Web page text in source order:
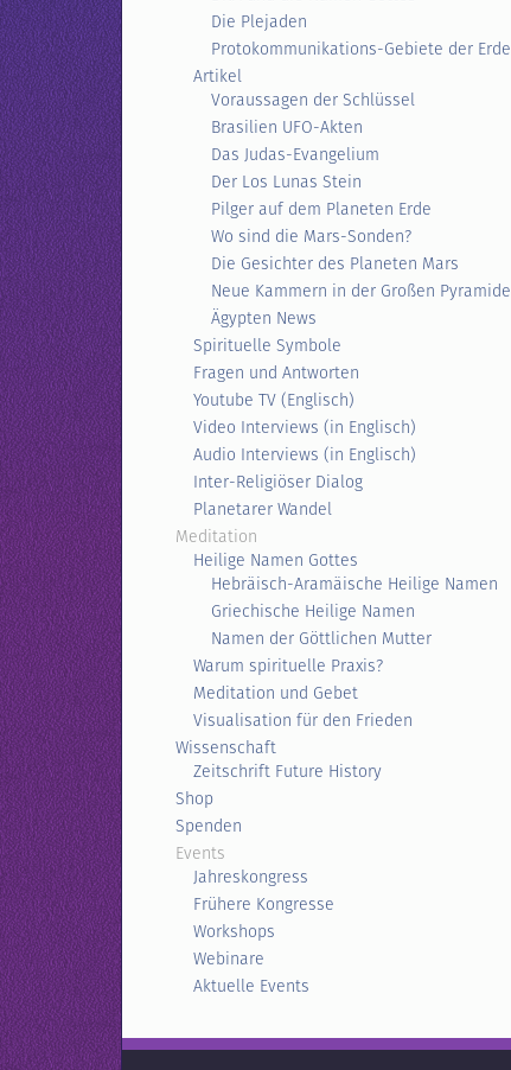
Die Plejaden
Protokommunikations-Gebiete der Erde
Artikel
Voraussagen der Schlüssel
Brasilien UFO-Akten
Das Judas-Evangelium
Der Los Lunas Stein
Pilger auf dem Planeten Erde
Wo sind die Mars-Sonden?
Die Gesichter des Planeten Mars
Neue Kammern in der Großen Pyramide
Ägypten News
Spirituelle Symbole
Fragen und Antworten
Youtube TV (Englisch)
Video Interviews (in Englisch)
Audio Interviews (in Englisch)
Inter-Religiöser Dialog
Planetarer Wandel
Meditation
Heilige Namen Gottes
Hebräisch-Aramäische Heilige Namen
Griechische Heilige Namen
Namen der Göttlichen Mutter
Warum spirituelle Praxis?
Meditation und Gebet
Visualisation für den Frieden
Wissenschaft
Zeitschrift Future History
Shop
Spenden
Events
Jahreskongress
Frühere Kongresse
Workshops
Webinare
Aktuelle Events